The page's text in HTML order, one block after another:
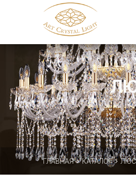
Официальный магазин
ГЛАВНАЯ КАТАЛОГ